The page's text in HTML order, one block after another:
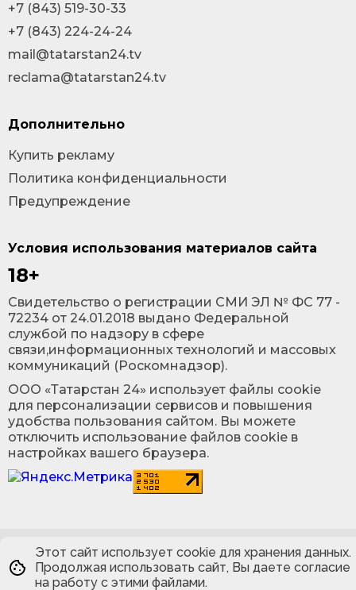
Условия использования материалов сайта
18+
Cвидетельство о регистрации СМИ ЭЛ № ФС 77 -
72234 от 24.01.2018 выдано Федеральной
службой по надзору в сфере
связи,информационных технологий и массовых
коммуникаций (Роскомнадзор).
ООО «Татарстан 24» использует файлы cookie
для персонализации сервисов и повышения
удобства пользования сайтом. Вы можете
отключить использование файлов cookie в
настройках вашего браузера.
+7 (843) 519-30-33
+7 (843) 224-24-24
mail@tatarstan24.tv
reclama@tatarstan24.tv
Дополнительно
Купить рекламу
Политика конфиденциальности
Предупреждение
Этот сайт использует cookie для хранения данных.
Продолжая использовать сайт, Вы даете согласие
на работу с этими файлами.